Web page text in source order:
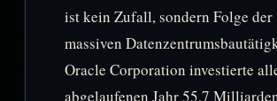
ist kein Zufall, sondern Folge der
massiven
Oracle Corporation investierte
abgelaufenen Jahr 55,7